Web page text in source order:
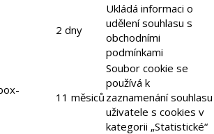
2 dny
Ukládá informaci o
udělení souhlasu s
obchodními
podmínkami
11 měsiců
Soubor cookie se
používá k
zaznamenání souhlasu
uživatele s cookies v
kategorii „Statistické“